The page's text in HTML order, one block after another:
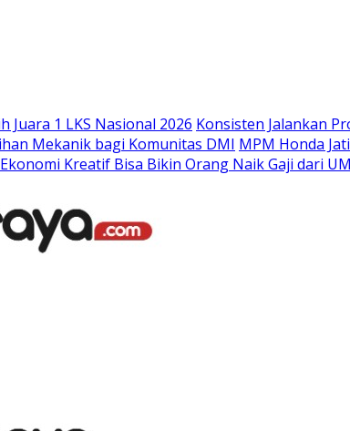
Juara 1 LKS Nasional 2026 Konsisten Jalankan
Mekanik bagi Komunitas DMI MPM Honda
Kreatif Bisa Bikin Orang Naik Gaji dari